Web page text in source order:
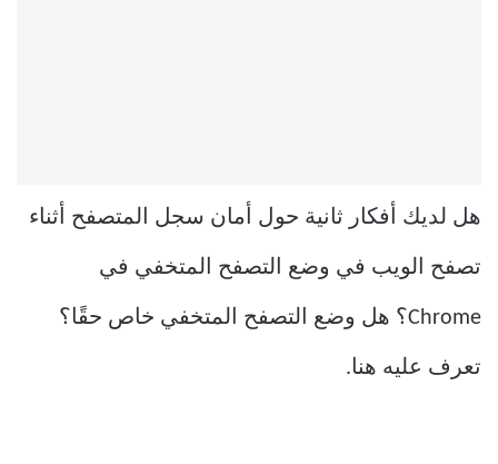
هل لديك أفكار ثانية حول أمان سجل المتصفح أثناء
تصفح الويب في وضع التصفح المتخفي في
Chrome؟ هل وضع التصفح المتخفي خاص حقًا؟
تعرف عليه هنا.